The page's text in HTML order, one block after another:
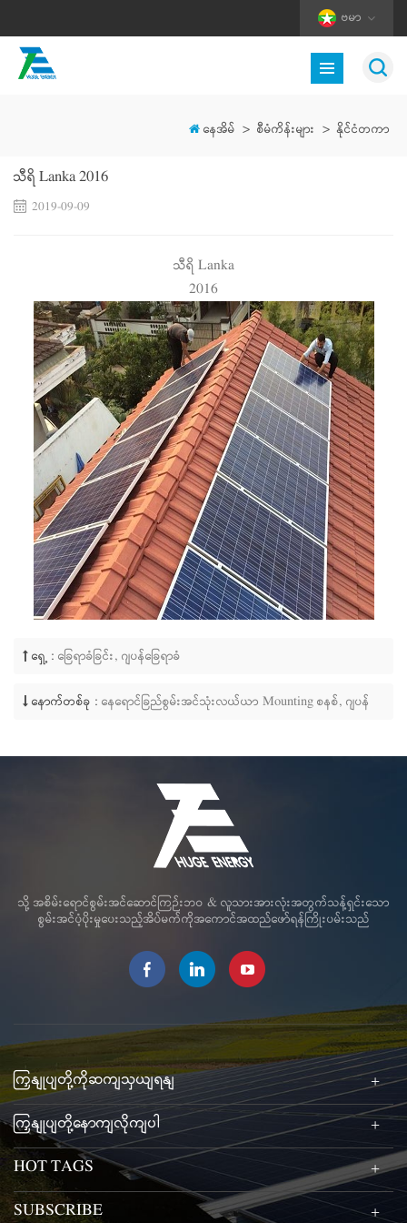
ဗမာ
နေအိမ် > စီမံကိန်းများ > နိုင်ငံတကာ
သီရိ Lanka 2016
2019-09-09
သီရိ Lanka
2016
ရှေ့ : ခြေရာခံခြင်း, ဂျပန်ခြေရာခံ
နောက်တစ်ခု : နေရောင်ခြည်စွမ်းအင်သုံးလယ်ယာ Mounting စနစ်, ဂျပန်
သို့ အစိမ်းရောင်စွမ်းအင်ဆောင်ကြဉ်းဘဝ & လူသားအားလုံးအတွက်သန့်ရှင်းသော
စွမ်းအင်ပံ့ပိုးမှုပေးသည့်အိပ်မက်ကိုအကောင်အထည်ဖော်ရန်ကြိုးပမ်းသည်
ကြှနျုပျတို့ကိုဆကျသှယျရနျ
ကြှနျုပျတို့နောကျလိုကျပါ
HOT TAGS
SUBSCRIBE